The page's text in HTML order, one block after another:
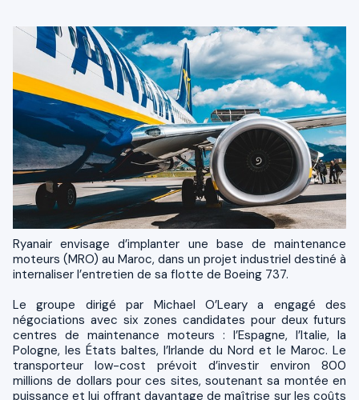
Ryanair envisage d’implanter une base de maintenance
moteurs (MRO) au Maroc, dans un projet industriel destiné à
internaliser l’entretien de sa flotte de Boeing 737.
Le groupe dirigé par Michael O’Leary a engagé des
négociations avec six zones candidates pour deux futurs
centres de maintenance moteurs : l’Espagne, l’Italie, la
Pologne, les États baltes, l’Irlande du Nord et le Maroc. Le
transporteur low-cost prévoit d’investir environ 800
millions de dollars pour ces sites, soutenant sa montée en
puissance et lui offrant davantage de maîtrise sur les coûts